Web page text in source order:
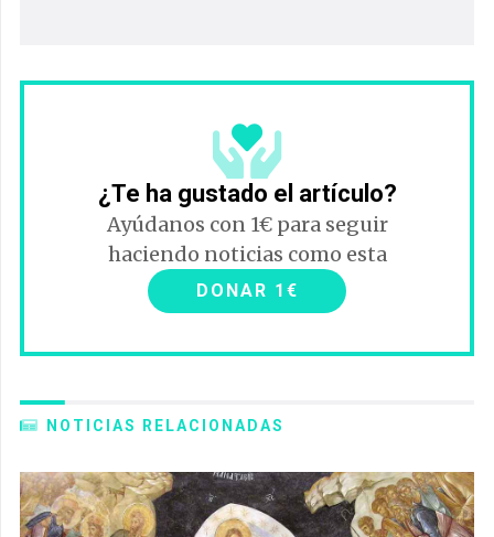
¿Te ha gustado el artículo?
Ayúdanos con 1€ para seguir
haciendo noticias como esta
DONAR 1€
NOTICIAS RELACIONADAS